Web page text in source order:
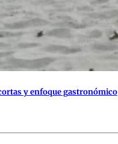
y enfoque gastronómico